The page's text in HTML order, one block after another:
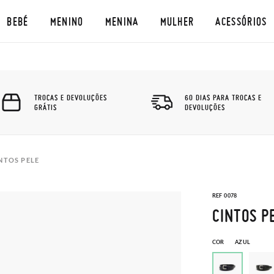
BEBÉ MENINO MENINA MULHER ACESSÓRIOS
TROCAS E DEVOLUÇÕES
GRÁTIS
60 DIAS PARA TROCAS E
DEVOLUÇÕES
PELE
REF 0078
CINTOS
COR AZUL